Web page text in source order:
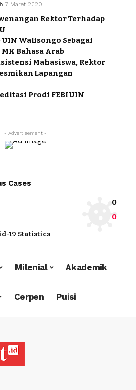
7 Maret 2020
Rektor Terhadap
UIN Walisongo Sebagai
Bahasa Arab
Mahasiswa, Rektor
Lapangan
Prodi FEBI UIN
- Advertisement -
Cases
0
0
19 Statistics
Milenial Akademik
Cerpen Puisi